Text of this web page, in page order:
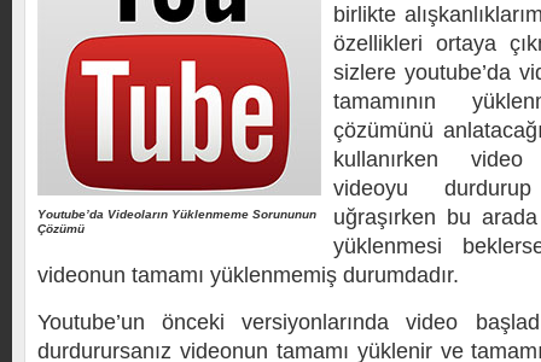
Youtube’da Videoların Yüklenmeme Sorununun
Çözümü
birlikte
özellikleri ortaya
sizlere youtube’da
tamamının
çözümünü
kullanırken
videoyu
uğraşırken bu
yüklenmesi
videonun tamamı yüklenmemiş durumdadır.
Youtube’un önceki versiyonlarında video
durdurursanız videonun tamamı yüklenir ve